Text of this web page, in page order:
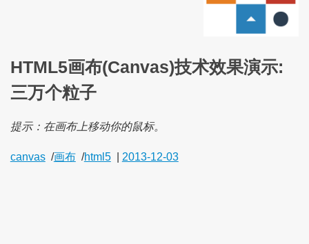
HTML5画布(Canvas)技术效果演示:
三万个粒子
提示：在画布上移动你的鼠标。
canvas /画布 /html5 2013-12-03